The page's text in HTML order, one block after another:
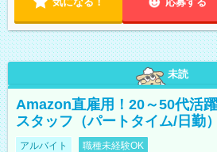
未読
Amazon直雇用！20～50代活
スタッフ（パートタイム/日勤
アルバイト 職種未経験OK